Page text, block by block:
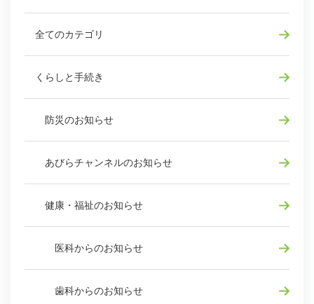
全てのカテゴリ
くらしと手続き
防災のお知らせ
あびらチャンネルのお知らせ
健康・福祉のお知らせ
医科からのお知らせ
歯科からのお知らせ